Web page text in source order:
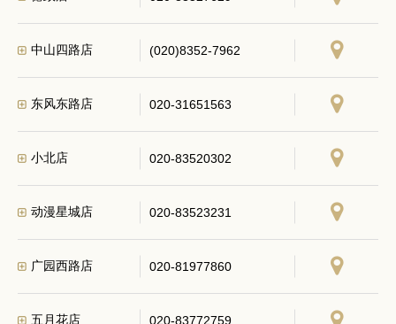
中山四路店 (020)8352-7962
东风东路店 020-31651563
小北店 020-83520302
动漫星城店 020-83523231
广园西路店 020-81977860
五月花店 020-83772759